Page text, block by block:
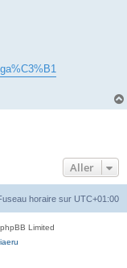
Aller
horaire sur UTC+01:00
Limited